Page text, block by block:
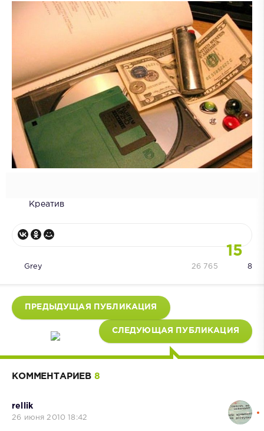
Креатив
15
Grey 8
26 765
ПРЕДЫДУЩАЯ ПУБЛИКАЦИЯ
СЛЕДУЮЩАЯ ПУБЛИКАЦИЯ
КОММЕНТАРИЕВ 8
rellik
26 июня 2010 18:42